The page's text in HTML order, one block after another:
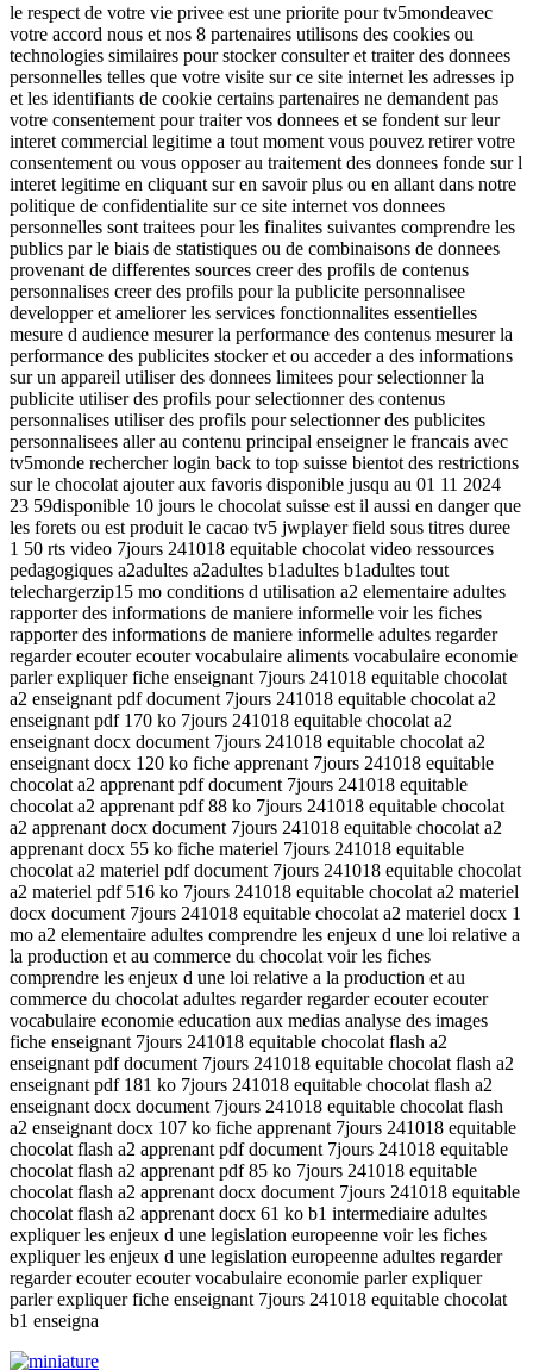
le respect de votre vie privee est une priorite pour tv5mondeavec
votre accord nous et nos 8 partenaires utilisons des cookies ou
technologies similaires pour stocker consulter et traiter des donnees
personnelles telles que votre visite sur ce site internet les adresses ip
et les identifiants de cookie certains partenaires ne demandent pas
votre consentement pour traiter vos donnees et se fondent sur leur
interet commercial legitime a tout moment vous pouvez retirer votre
consentement ou vous opposer au traitement des donnees fonde sur l
interet legitime en cliquant sur en savoir plus ou en allant dans notre
politique de confidentialite sur ce site internet vos donnees
personnelles sont traitees pour les finalites suivantes comprendre les
publics par le biais de statistiques ou de combinaisons de donnees
provenant de differentes sources creer des profils de contenus
personnalises creer des profils pour la publicite personnalisee
developper et ameliorer les services fonctionnalites essentielles
mesure d audience mesurer la performance des contenus mesurer la
performance des publicites stocker et ou acceder a des informations
sur un appareil utiliser des donnees limitees pour selectionner la
publicite utiliser des profils pour selectionner des contenus
personnalises utiliser des profils pour selectionner des publicites
personnalisees aller au contenu principal enseigner le francais avec
tv5monde rechercher login back to top suisse bientot des restrictions
sur le chocolat ajouter aux favoris disponible jusqu au 01 11 2024
23 59disponible 10 jours le chocolat suisse est il aussi en danger que
les forets ou est produit le cacao tv5 jwplayer field sous titres duree
1 50 rts video 7jours 241018 equitable chocolat video ressources
pedagogiques a2adultes a2adultes b1adultes b1adultes tout
telechargerzip15 mo conditions d utilisation a2 elementaire adultes
rapporter des informations de maniere informelle voir les fiches
rapporter des informations de maniere informelle adultes regarder
regarder ecouter ecouter vocabulaire aliments vocabulaire economie
parler expliquer fiche enseignant 7jours 241018 equitable chocolat
a2 enseignant pdf document 7jours 241018 equitable chocolat a2
enseignant pdf 170 ko 7jours 241018 equitable chocolat a2
enseignant docx document 7jours 241018 equitable chocolat a2
enseignant docx 120 ko fiche apprenant 7jours 241018 equitable
chocolat a2 apprenant pdf document 7jours 241018 equitable
chocolat a2 apprenant pdf 88 ko 7jours 241018 equitable chocolat
a2 apprenant docx document 7jours 241018 equitable chocolat a2
apprenant docx 55 ko fiche materiel 7jours 241018 equitable
chocolat a2 materiel pdf document 7jours 241018 equitable chocolat
a2 materiel pdf 516 ko 7jours 241018 equitable chocolat a2 materiel
docx document 7jours 241018 equitable chocolat a2 materiel docx 1
mo a2 elementaire adultes comprendre les enjeux d une loi relative a
la production et au commerce du chocolat voir les fiches
comprendre les enjeux d une loi relative a la production et au
commerce du chocolat adultes regarder regarder ecouter ecouter
vocabulaire economie education aux medias analyse des images
fiche enseignant 7jours 241018 equitable chocolat flash a2
enseignant pdf document 7jours 241018 equitable chocolat flash a2
enseignant pdf 181 ko 7jours 241018 equitable chocolat flash a2
enseignant docx document 7jours 241018 equitable chocolat flash
a2 enseignant docx 107 ko fiche apprenant 7jours 241018 equitable
chocolat flash a2 apprenant pdf document 7jours 241018 equitable
chocolat flash a2 apprenant pdf 85 ko 7jours 241018 equitable
chocolat flash a2 apprenant docx document 7jours 241018 equitable
chocolat flash a2 apprenant docx 61 ko b1 intermediaire adultes
expliquer les enjeux d une legislation europeenne voir les fiches
expliquer les enjeux d une legislation europeenne adultes regarder
regarder ecouter ecouter vocabulaire economie parler expliquer
parler expliquer fiche enseignant 7jours 241018 equitable chocolat
b1 enseigna